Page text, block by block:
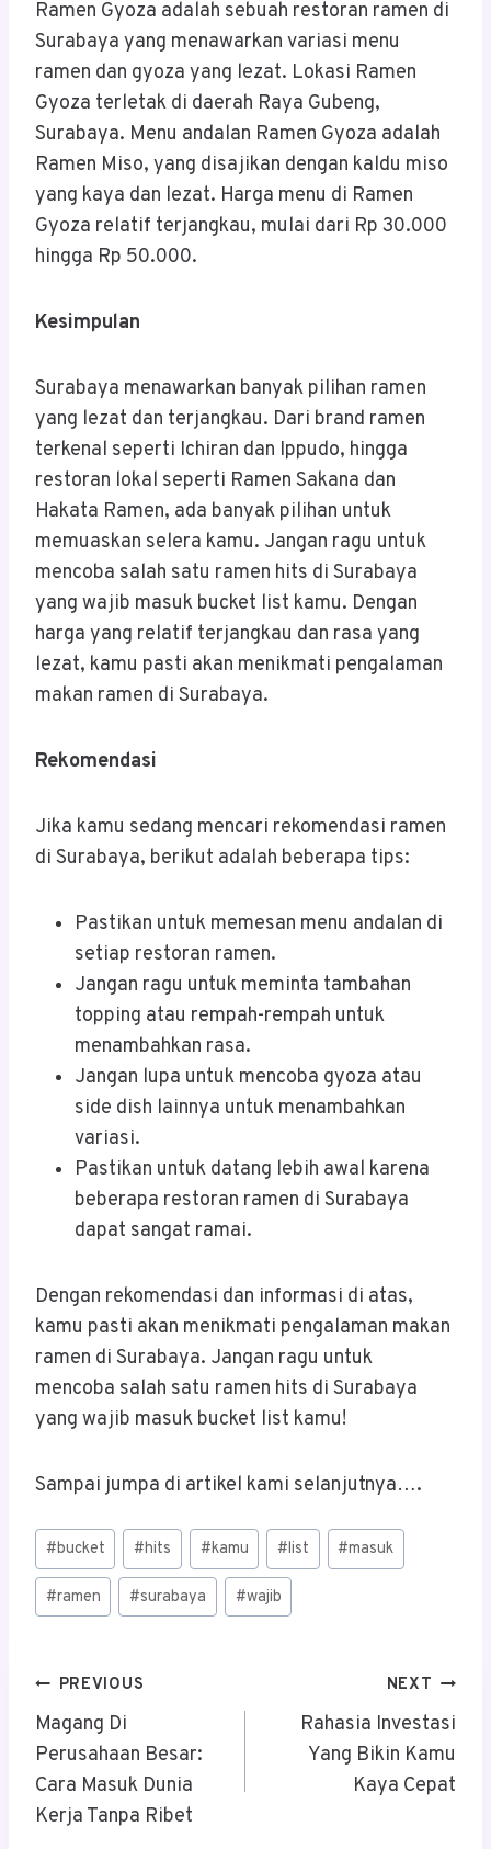
Ramen Gyoza adalah sebuah restoran ramen di
Surabaya yang menawarkan variasi menu
ramen dan gyoza yang lezat. Lokasi Ramen
Gyoza terletak di daerah Raya Gubeng,
Surabaya. Menu andalan Ramen Gyoza adalah
Ramen Miso, yang disajikan dengan kaldu miso
yang kaya dan lezat. Harga menu di Ramen
Gyoza relatif terjangkau, mulai dari Rp 30.000
hingga Rp 50.000.
Kesimpulan
Surabaya menawarkan banyak pilihan ramen
yang lezat dan terjangkau. Dari brand ramen
terkenal seperti Ichiran dan Ippudo, hingga
restoran lokal seperti Ramen Sakana dan
Hakata Ramen, ada banyak pilihan untuk
memuaskan selera kamu. Jangan ragu untuk
mencoba salah satu ramen hits di Surabaya
yang wajib masuk bucket list kamu. Dengan
harga yang relatif terjangkau dan rasa yang
lezat, kamu pasti akan menikmati pengalaman
makan ramen di Surabaya.
Rekomendasi
Jika kamu sedang mencari rekomendasi ramen
di Surabaya, berikut adalah beberapa tips:
Pastikan untuk memesan menu andalan di
setiap restoran ramen.
Jangan ragu untuk meminta tambahan
topping atau rempah-rempah untuk
menambahkan rasa.
Jangan lupa untuk mencoba gyoza atau
side dish lainnya untuk menambahkan
variasi.
Pastikan untuk datang lebih awal karena
beberapa restoran ramen di Surabaya
dapat sangat ramai.
Dengan rekomendasi dan informasi di atas,
kamu pasti akan menikmati pengalaman makan
ramen di Surabaya. Jangan ragu untuk
mencoba salah satu ramen hits di Surabaya
yang wajib masuk bucket list kamu!
Sampai jumpa di artikel kami selanjutnya….
Post
Tags:
#bucket #hits #kamu #list #masuk
#ramen #surabaya #wajib
Post
Navigation
PREVIOUS
Magang Di
Perusahaan Besar:
Cara Masuk Dunia
Kerja Tanpa Ribet
NEXT
Rahasia Investasi
Yang Bikin Kamu
Kaya Cepat